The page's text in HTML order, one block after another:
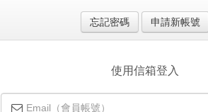
忘記密碼 申請新帳號
使用信箱登入